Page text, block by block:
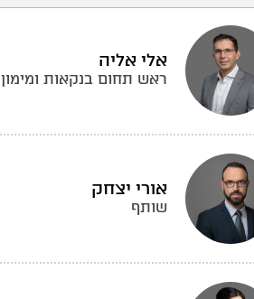
אלי אליה
ראש תחום בנקאות ומימון
אורי יצחק
שותף